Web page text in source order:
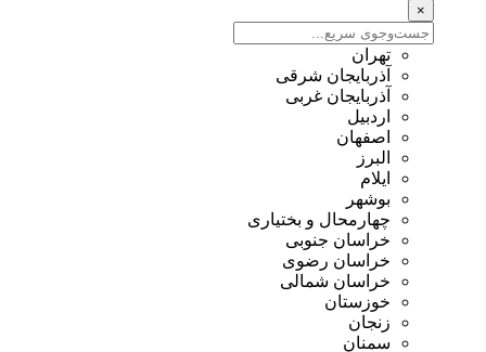
×
تهران
آذربایجان شرقی
آذربایجان غربی
اردبیل
اصفهان
البرز
ایلام
بوشهر
چهارمحال و بختیاری
خراسان جنوبی
خراسان رضوی
خراسان شمالی
خوزستان
زنجان
سمنان